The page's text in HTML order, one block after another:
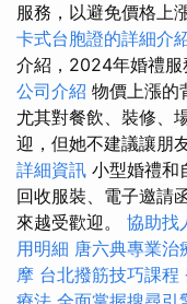
服務，以避免價格上
卡式台胞證的詳細介
介紹，2024年婚禮服
公司介紹 物價上漲的
尤其對餐飲、裝修、
迎，但她不建議讓朋
詳細資訊 小型婚禮和
回收服裝、電子邀請
來越受歡迎。 協助找
用明細 唐六典專業治
摩 台北撥筋技巧課程